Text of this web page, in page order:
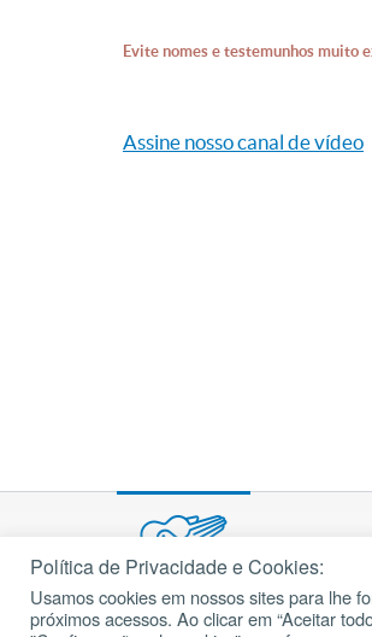
Evite nomes e testemunhos muito
Assine nosso canal de vídeo
cancaonova.com© 2002 – 2026
Todos os direitos reservados.
Política de Privacidade e Cookies:
Usamos cookies em nossos sites para lhe
próximos acessos. Ao clicar em “Aceitar